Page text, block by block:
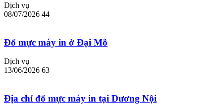
Dịch vụ
08/07/2026 44
Đổ mực máy in ở Đại Mỗ
Dịch vụ
13/06/2026 63
Địa chỉ đổ mực máy in tại Dương Nội